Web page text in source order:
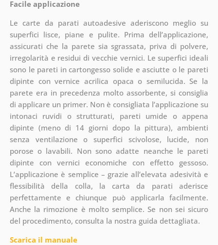
Facile applicazione
Le carte da parati autoadesive aderiscono meglio su
superfici lisce, piane e pulite. Prima dell’applicazione,
assicurati che la parete sia sgrassata, priva di polvere,
irregolarità e residui di vecchie vernici. Le superfici ideali
sono le pareti in cartongesso solide e asciutte o le pareti
dipinte con vernice acrilica opaca o semilucida. Se la
parete era in precedenza molto assorbente, si consiglia
di applicare un primer. Non è consigliata l’applicazione su
intonaci ruvidi o strutturati, pareti umide o appena
dipinte (meno di 14 giorni dopo la pittura), ambienti
senza ventilazione o superfici scivolose, lucide, non
porose o lavabili. Non sono adatte neanche le pareti
dipinte con vernici economiche con effetto gessoso.
L’applicazione è semplice – grazie all’elevata adesività e
flessibilità della colla, la carta da parati aderisce
perfettamente e chiunque può applicarla facilmente.
Anche la rimozione è molto semplice. Se non sei sicuro
del procedimento, consulta la nostra guida dettagliata.
Scarica il manuale